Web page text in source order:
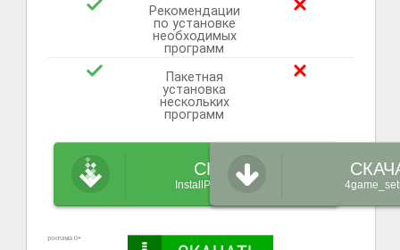
Рекомендации
по установке
необходимых
программ
Пакетная
установка
нескольких
программ
СКАЧАТЬ
InstallPack_4game.exe